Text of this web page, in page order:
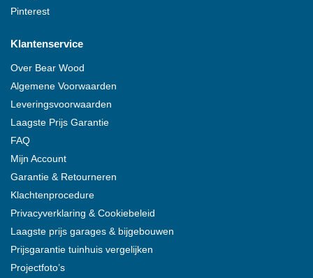
Pinterest
Klantenservice
Over Bear Wood
Algemene Voorwaarden
Leveringsvoorwaarden
Laagste Prijs Garantie
FAQ
Mijn Account
Garantie & Retourneren
Klachtenprocedure
Privacyverklaring & Cookiebeleid
Laagste prijs garages & bijgebouwen
Prijsgarantie tuinhuis vergelijken
Projectfoto’s